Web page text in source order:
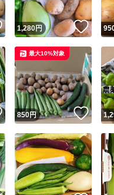
安心取引出品者
取引実績
取引実績◯+ こ
他フリマ実績◯+ こ
スピード&安心発送
※このバッジは実績に基づく表示で
スピード＆安心発送
こ
ます
商品画像の無断転載は
コピーは1商品につき
いいね！
1,280円 いい
いいね！
850円 いい
最大10%対象